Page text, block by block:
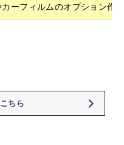
ーフィルムのオプション作
ちら